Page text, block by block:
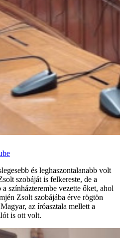
és leghaszontalanabb volt
szobáját is felkereste, de a
színházterembe vezette őket, ahol
Zsolt szobájába érve rögtön
az íróasztala mellett a
is ott volt.